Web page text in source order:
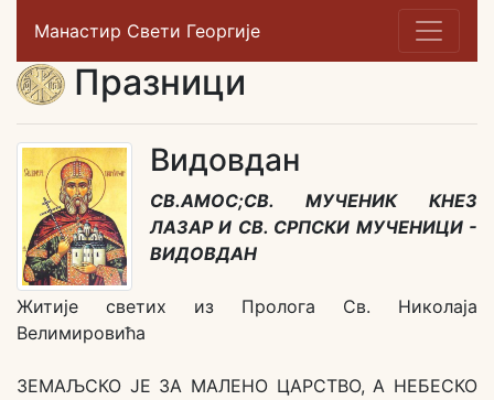
Манастир Свети Георгије
Празници
Видовдан
СВ.АМОС;СВ. МУЧЕНИК КНЕЗ
ЛАЗАР И СВ. СРПСКИ МУЧЕНИЦИ -
ВИДОВДАН
Житије светих из Пролога Св. Николаја
Велимировића
ЗЕМАЉСКО ЈЕ ЗА МАЛЕНО ЦАРСТВО, А НЕБЕСКО